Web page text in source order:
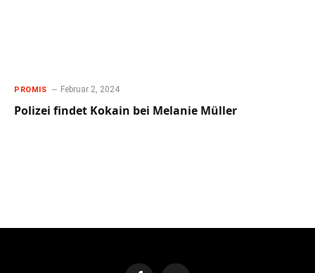
PROMIS Februar 2, 2024
Polizei findet Kokain bei Melanie Müller